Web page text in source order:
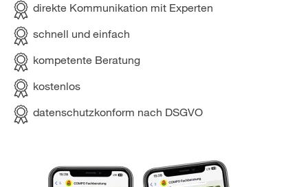
direkte Kommunikation mit Experten
schnell und einfach
kompetente Beratung
kostenlos
datenschutzkonform nach DSGVO